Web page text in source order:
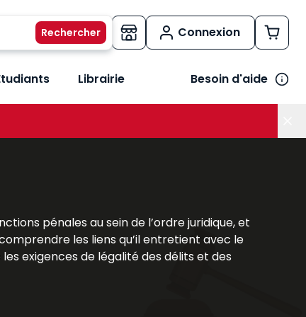
Connexion
métiers
le sous-menu Vos besoins
Librairie Besoin d'aide
pénales au sein de l’ordre juridique, et
les liens qu’il entretient avec le
exigences de légalité des délits et des